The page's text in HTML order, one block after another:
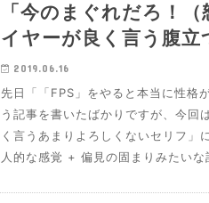
「今のまぐれだろ！
イヤーが良く言う腹立
2019.06.16
先日「「FPS」をやると本当に性格
う記事を書いたばかりですが、今回
く言うあまりよろしくないセリフ」
人的な感覚 + 偏見の固まりみたい